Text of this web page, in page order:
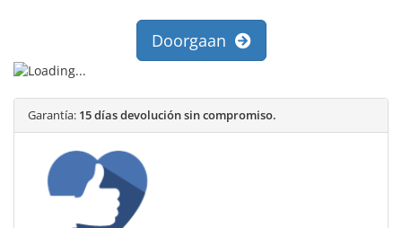
Doorgaan
Garantía: 15 días devolución sin compromiso.